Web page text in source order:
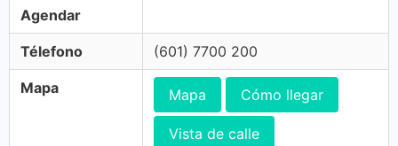
Agendar
Télefono (601) 7700 200
Mapa Mapa Cómo llegar
Vista de calle